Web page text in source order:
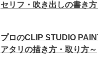
セリフ・吹き出しの書き方
プロのCLIP STUDIO
アタリの描き方・取り方～